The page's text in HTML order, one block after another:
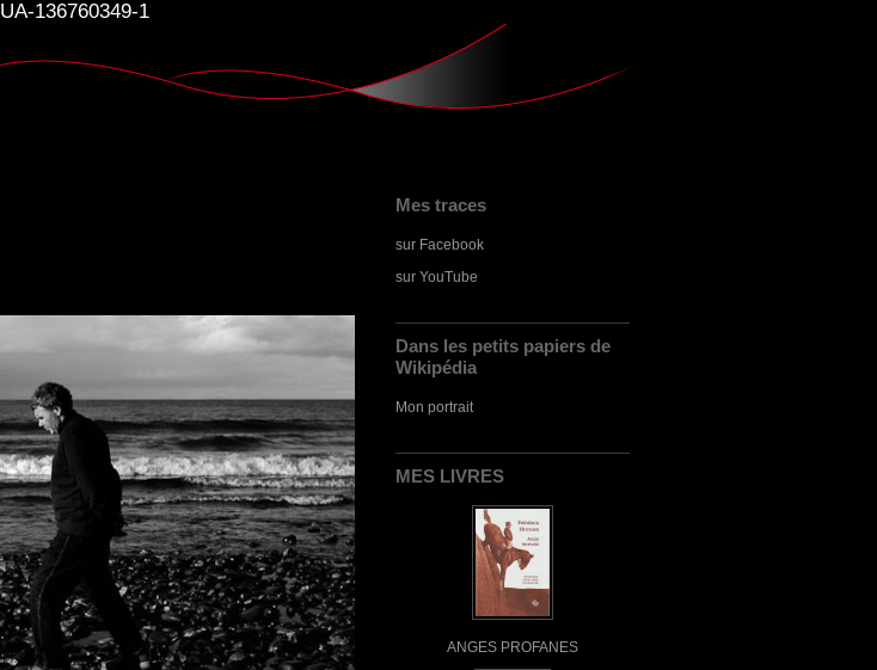
UA-136760349-1
Mes traces
sur Facebook
sur YouTube
Dans les petits papiers de
Wikipédia
Mon portrait
MES LIVRES
ANGES PROFANES